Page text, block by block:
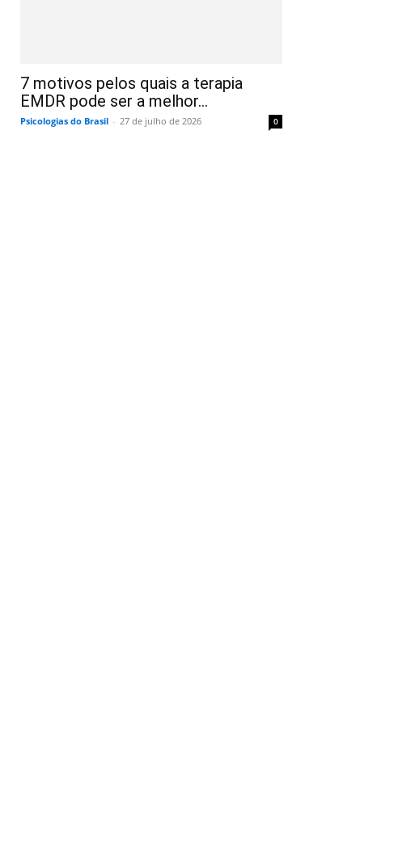
7 motivos pelos quais a terapia
EMDR pode ser a melhor...
Psicologias do Brasil - 27 de julho de 2026 0